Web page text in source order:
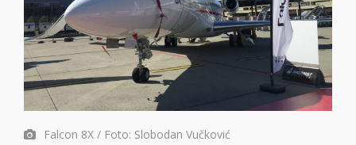
Falcon 8X / Foto: Slobodan Vučković